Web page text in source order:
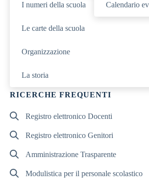
I numeri della scuola
Le carte della scuola
Organizzazione
La storia
Calendario
RICERCHE FREQUENTI
Registro elettronico Docenti
Registro elettronico Genitori
Amministrazione Trasparente
Modulistica per il personale scolastico